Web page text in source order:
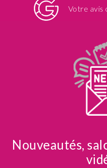
Votre avis
Nouveautés,